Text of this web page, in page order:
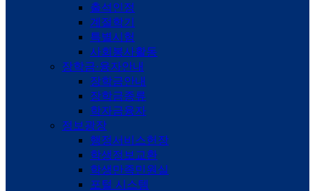
출석인정
계절학기
특별시험
사회봉사활동
장학금·융자안내
장학금안내
장학금종류
학자금융자
정보광장
행정서비스헌장
학생정보교환
학생만족민원실
포털 시스템